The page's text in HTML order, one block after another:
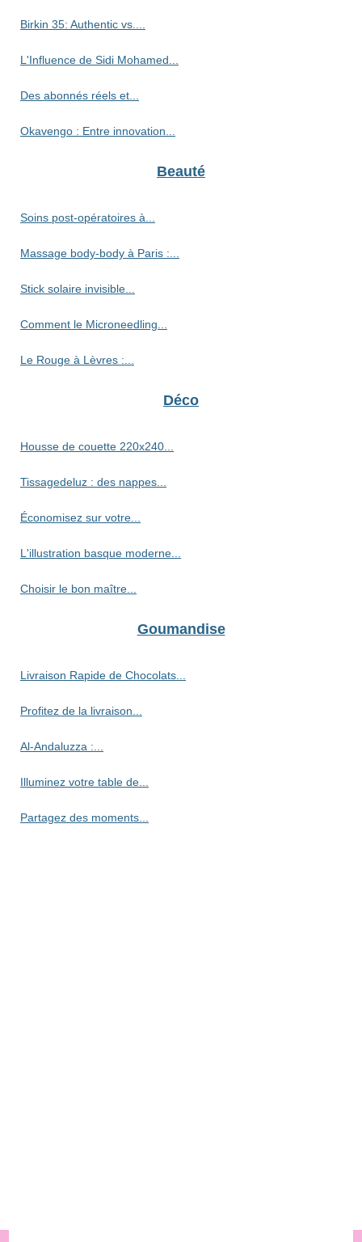
Birkin 35: Authentic vs....
L'Influence de Sidi Mohamed...
Des abonnés réels et...
Okavengo : Entre innovation...
Beauté
Soins post-opératoires à...
Massage body-body à Paris :...
Stick solaire invisible...
Comment le Microneedling...
Le Rouge à Lèvres :...
Déco
Housse de couette 220x240...
Tissagedeluz : des nappes...
Économisez sur votre...
L'illustration basque moderne...
Choisir le bon maître...
Goumandise
Livraison Rapide de Chocolats...
Profitez de la livraison...
Al-Andaluzza :...
Illuminez votre table de...
Partagez des moments...